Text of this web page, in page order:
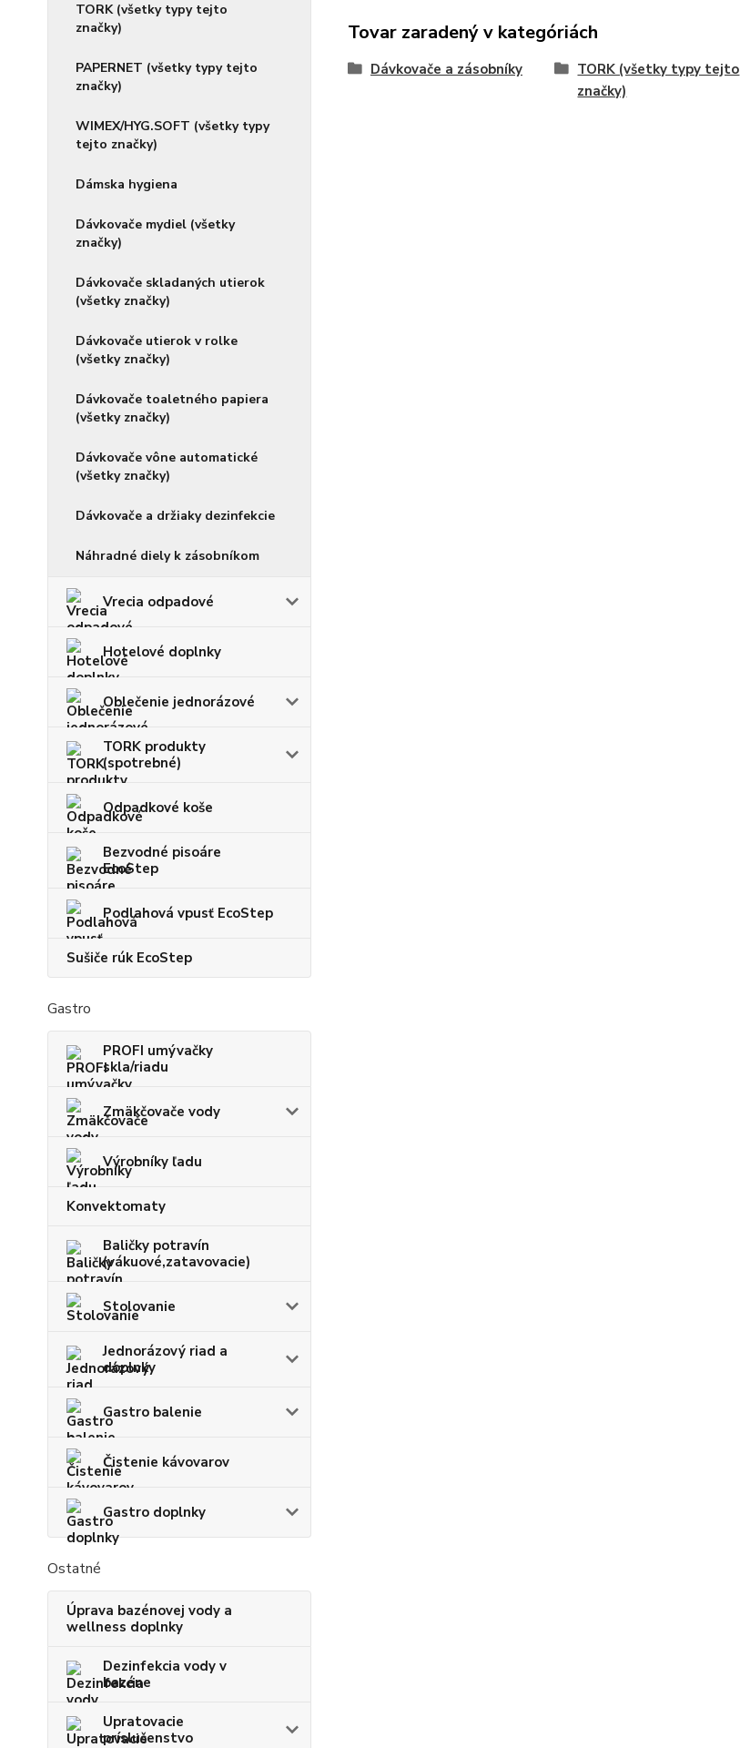
TORK (všetky typy tejto
značky)
PAPERNET (všetky typy tejto
značky)
WIMEX/HYG.SOFT (všetky typy
tejto značky)
Dámska hygiena
Dávkovače mydiel (všetky
značky)
Dávkovače skladaných utierok
(všetky značky)
Dávkovače utierok v rolke
(všetky značky)
Dávkovače toaletného papiera
(všetky značky)
Dávkovače vône automatické
(všetky značky)
Dávkovače a držiaky dezinfekcie
Náhradné diely k zásobníkom
Vrecia odpadové
Hotelové doplnky
Oblečenie jednorázové
TORK produkty
(spotrebné)
Odpadkové koše
Bezvodné pisoáre
EcoStep
Podlahová vpusť EcoStep
Sušiče rúk EcoStep
Gastro
PROFI umývačky
skla/riadu
Zmäkčovače vody
Výrobníky ľadu
Konvektomaty
Baličky potravín
(vákuové,zatavovacie)
Stolovanie
Jednorázový riad a
doplnky
Gastro balenie
Čistenie kávovarov
Gastro doplnky
Ostatné
Úprava bazénovej vody a
wellness doplnky
Dezinfekcia vody v
bazéne
Upratovacie
príslušenstvo
Tovar zaradený v kategóriách
Dávkovače a zásobníky
TORK (všetky typy tejto
značky)